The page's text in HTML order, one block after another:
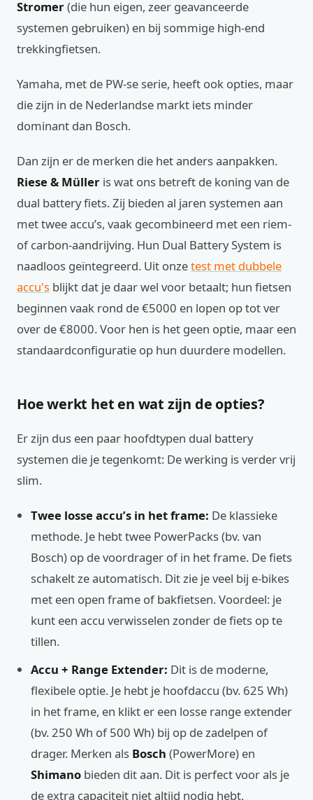
Stromer(die hun eigen, zeer geavanceerde
systemen gebruiken) en bij sommige high-end
trekkingfietsen.
Yamaha, met de PW-se serie, heeft ook opties, maar
die zijn in de Nederlandse markt iets minder
dominant dan Bosch.
Dan zijn er de merken die het anders aanpakken.
Riese & Müller is wat ons betreft de koning van de
dual battery fiets. Zij bieden al jaren systemen aan
met twee accu’s, vaak gecombineerd met een riem-
of carbon-aandrijving. Hun Dual Battery System is
naadloos geïntegreerd. Uit onzetest met dubbele
accu's blijkt dat je daar wel voor betaalt; hun fietsen
beginnen vaak rond de €5000 en lopen op tot ver
over de €8000. Voor hen is het geen optie, maar een
standaardconfiguratie op hun duurdere modellen.
Hoe werkt het en wat zijn de opties?
Er zijn dus een paar hoofdtypen dual battery
systemen die je tegenkomt: De werking is verder vrij
slim.
Twee losse accu’s in het frame: De klassieke
methode. Je hebt twee PowerPacks (bv. van
Bosch) op de voordrager of in het frame. De fiets
schakelt ze automatisch. Dit zie je veel bij e-bikes
met een open frame of bakfietsen. Voordeel: je
kunt een accu verwisselen zonder de fiets op te
tillen.
Accu + Range Extender: Dit is de moderne,
flexibele optie. Je hebt je hoofdaccu (bv. 625 Wh)
in het frame, en klikt er een losse range extender
(bv. 250 Wh of 500 Wh) bij op de zadelpen of
drager. Merken als Bosch (PowerMore) en
Shimano bieden dit aan. Dit is perfect voor als je
de extra capaciteit niet altijd nodig hebt.